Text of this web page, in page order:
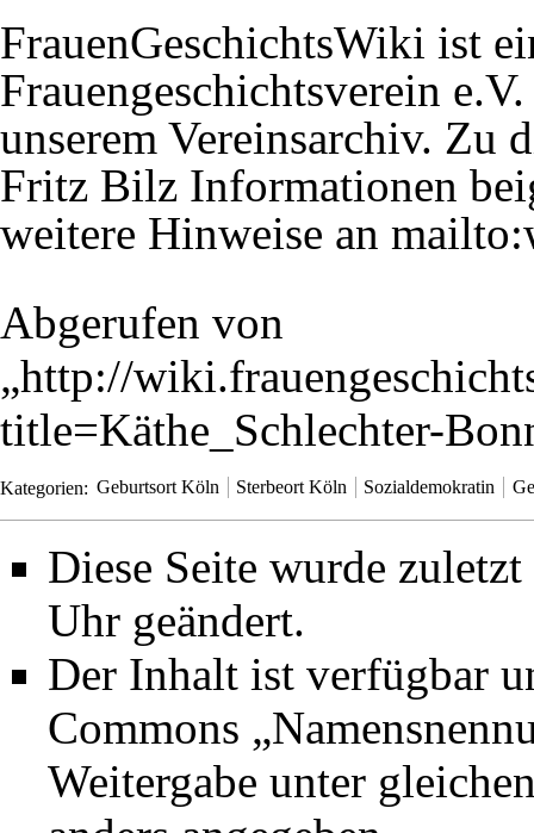
FrauenGeschichtsWiki ist
Frauengeschichtsverein
unserem Vereinsarchiv. Zu
Fritz Bilz Informationen
weitere Hinweise an
Abgerufen von
„http://
title=Käthe_Schlechter-
Kategorien: Geburtsort Köln Sterbeort Köln Sozialdemokratin
Diese Seite wurde
Uhr geändert.
Der Inhalt ist verfügbar
Commons
Weitergabe unter